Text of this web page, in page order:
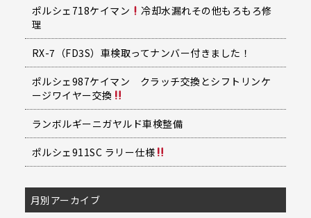
ポルシェ718ケイマン
冷却水漏れその他もろもろ修
理
RX-7（FD3S）車検取ってナンバー付きました！
ポルシェ987ケイマン クラッチ交換とシフトリンケ
ージワイヤー交換
ランボルギーニガヤルド車検整備
ポルシェ911SC ラリー仕様
月別アーカイブ